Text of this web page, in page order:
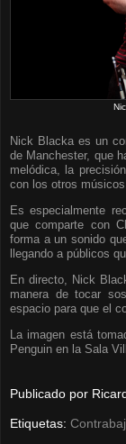
Nick Blacka es un
de Manchester, que
melódica, la
con los otros
Es especialmente
que comparte con
forma a un sonido
llegando a públicos
En directo, Nick
manera de tocar
espacio para que el
La imagen está
Penguin en la Sala
Publicado por
Etiquetas: